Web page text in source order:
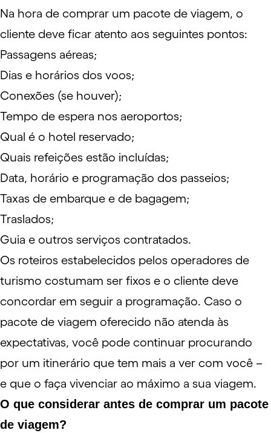
Na hora de comprar um pacote de viagem, o
cliente deve ficar atento aos seguintes pontos:
Passagens aéreas;
Dias e horários dos voos;
Conexões (se houver);
Tempo de espera nos aeroportos;
Qual é o hotel reservado;
Quais refeições estão incluídas;
Data, horário e programação dos passeios;
Taxas de embarque e de bagagem;
Traslados;
Guia e outros serviços contratados.
Os roteiros estabelecidos pelos operadores de
turismo costumam ser fixos e o cliente deve
concordar em seguir a programação. Caso o
pacote de viagem oferecido não atenda às
expectativas, você pode continuar procurando
por um itinerário que tem mais a ver com você –
e que o faça vivenciar ao máximo a sua viagem.
O que considerar antes de comprar um pacote
de viagem?